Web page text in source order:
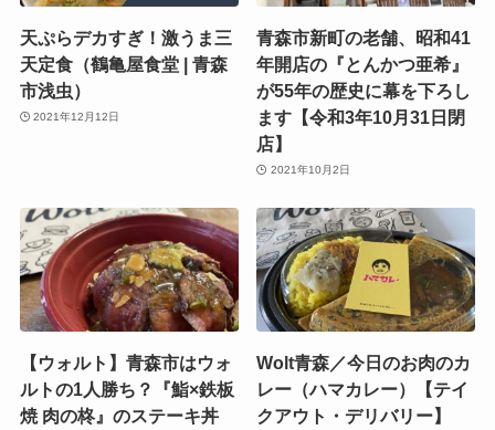
天ぷらデカすぎ！激うま三
天定食（鶴亀屋食堂 | 青森
市浅虫）
2021年12月12日
青森市新町の老舗、昭和41
年開店の『とんかつ亜希』
が55年の歴史に幕を下ろし
ます【令和3年10月31日閉
店】
2021年10月2日
【ウォルト】青森市はウォ
ルトの1人勝ち？『鮨×鉄板
焼 肉の柊』のステーキ丼
Wolt青森／今日のお肉のカ
レー（ハマカレー）【テイ
クアウト・デリバリー】